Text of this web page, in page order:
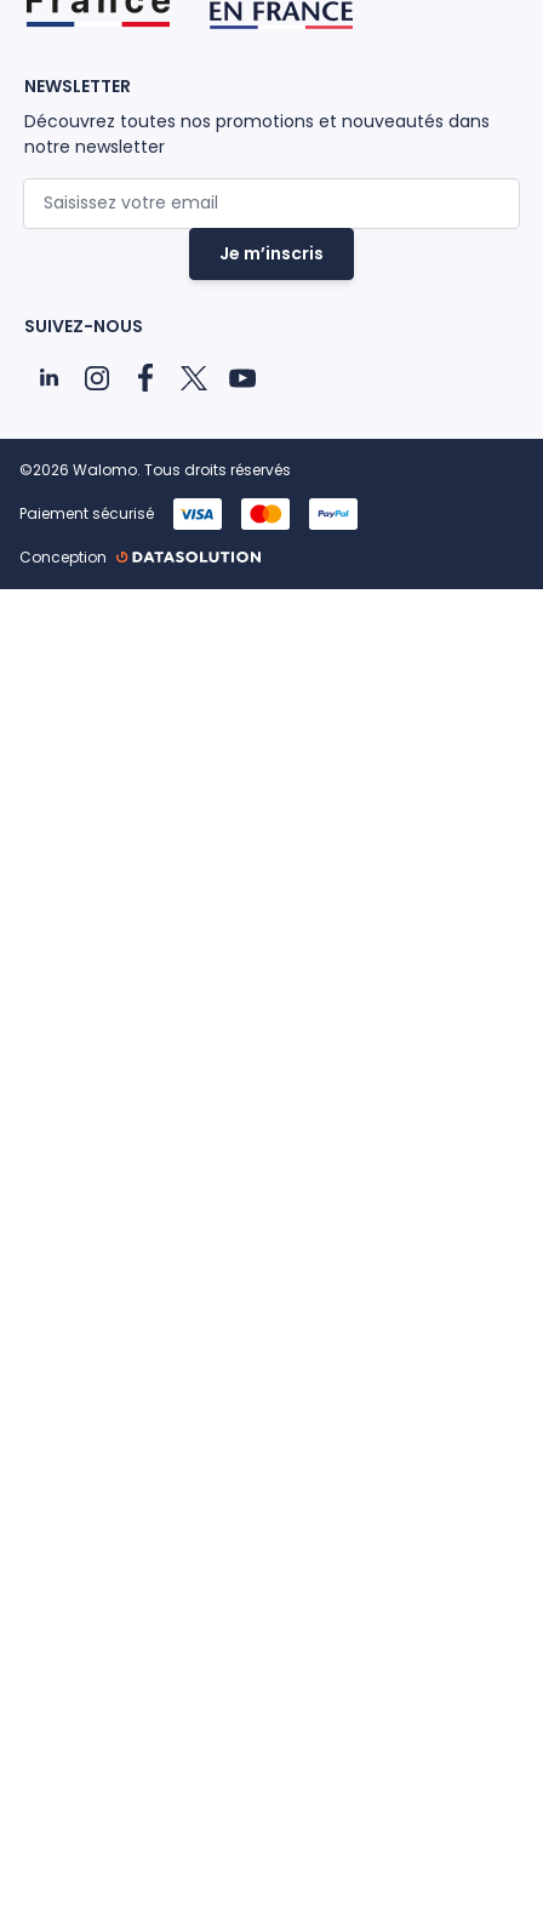
NEWSLETTER
Découvrez toutes nos promotions et nouveautés dans
notre newsletter
Je m’inscris
SUIVEZ-NOUS
©2026 Walomo. Tous droits réservés
Paiement sécurisé
Conception